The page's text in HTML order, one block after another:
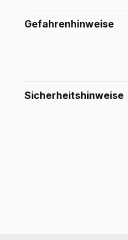
Gefahrenhinweise
Sicherheitshinweise